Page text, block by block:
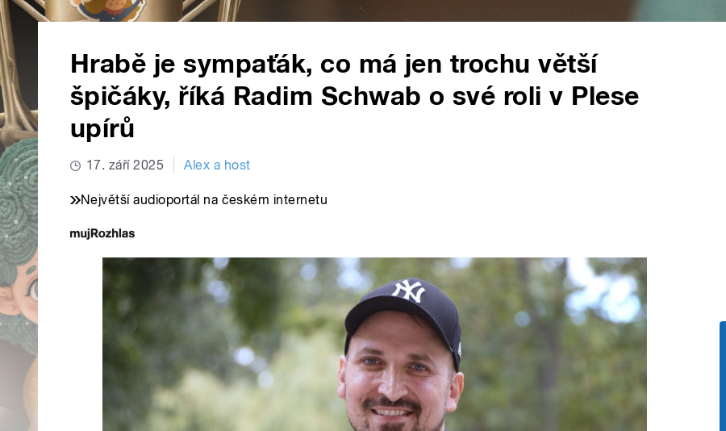
Hrabě je sympaťák, co má jen trochu větší
špičáky, říká Radim Schwab o své roli v Plese
upírů
17. září 2025 Alex a host
Největší audioportál na českém internetu